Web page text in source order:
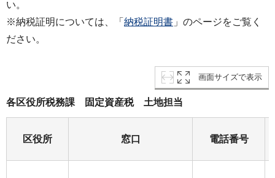
い。
※納税証明については、「 納税証明書 」のページをご覧く
ださい。
画面サイズで表示
各区役所税務課 固定資産税 土地担当
区役所 窓口 電話番号